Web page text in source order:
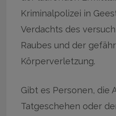
Kriminalpolizei in
Verdachts des
Raubes und der
Körperverletzung.
Gibt es Personen, die
Tatgeschehen oder